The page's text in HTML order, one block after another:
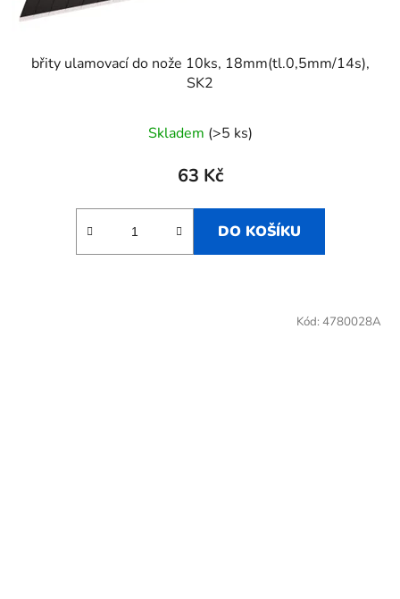
břity ulamovací do nože 10ks, 18mm(tl.0,5mm/14s),
SK2
Skladem (>5 ks)
63 Kč
DO KOŠÍKU
Kód: 4780028A